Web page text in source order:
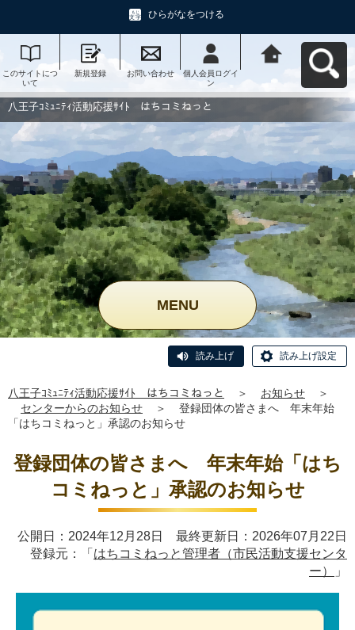
ひらがなをつける
このサイトにつ
いて
新規登録 お問い合わせ
個人会員ログイ
ン
動応援ｻｲﾄ はち
コミねっとへ戻
八王子ｺﾐｭﾆﾃｨ活動応援ｻｲﾄ はちコミねっと
MENU
読み上げ 読み上げ設定
八王子ｺﾐｭﾆﾃｨ活動応援ｻｲﾄ はちコミねっと ＞ お知らせ
＞
センターからのお知らせ
＞
登録団体の皆さまへ 年末年始
「はちコミねっと」承認のお知らせ
登録団体の皆さまへ 年末年始「はち
コミねっと」承認のお知らせ
公開日：2024年12月28日 最終更新日：2026年07月22日
登録元：「 はちコミねっと管理者（市民活動支援センタ
ー）
」